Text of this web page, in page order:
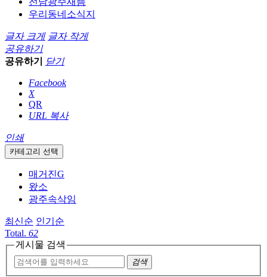
우리동네소식지
글자 크게 글자 작게
공유하기
공유하기
닫기
Facebook
X
QR
URL 복사
인쇄
카테고리 선택
매거진G
왔소
광주속삭임
최신순 인기순
Total. 62
게시물 검색
검색